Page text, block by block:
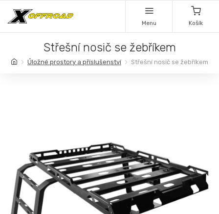
Menu Košík
Střešní nosič se žebříkem
Úložné prostory a příslušenství Střešní nosič se žebříkem